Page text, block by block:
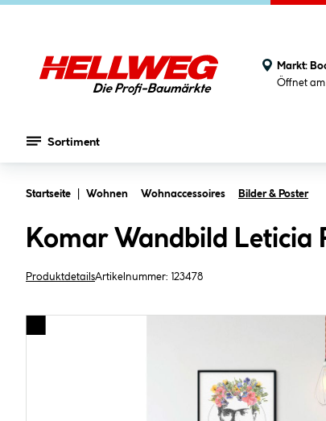
Markt:
Öffnet
Sortiment
Startseite Wohnen Wohnaccessoires Bilder & Poster
Komar Wandbild Leticia
ProduktdetailsArtikelnummer: 123478